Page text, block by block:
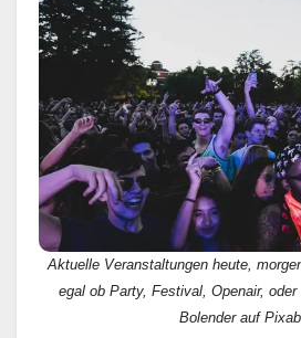
Aktuelle Veranstaltungen heute,
egal ob Party, Festival, Openair,
Bolender auf